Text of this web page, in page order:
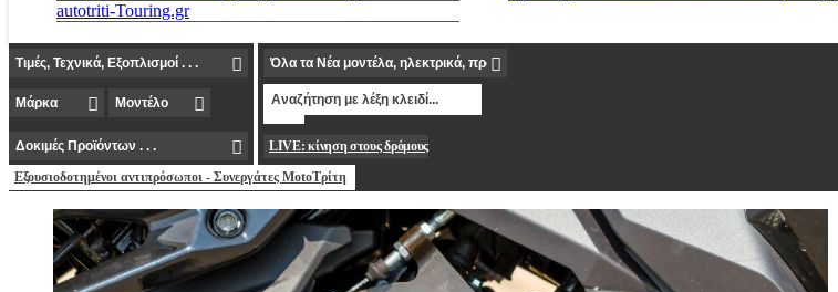
autotriti-Touring.gr
LIVE: κίνηση στους δρόμους
Εξουσιοδοτημένοι αντιπρόσωποι - Συνεργάτες MotoΤρίτη